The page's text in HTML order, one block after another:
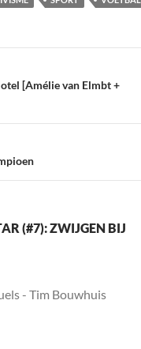
[Amélie van Elmbt +
(#7): ZWIJGEN BIJ
- Tim Bouwhuis